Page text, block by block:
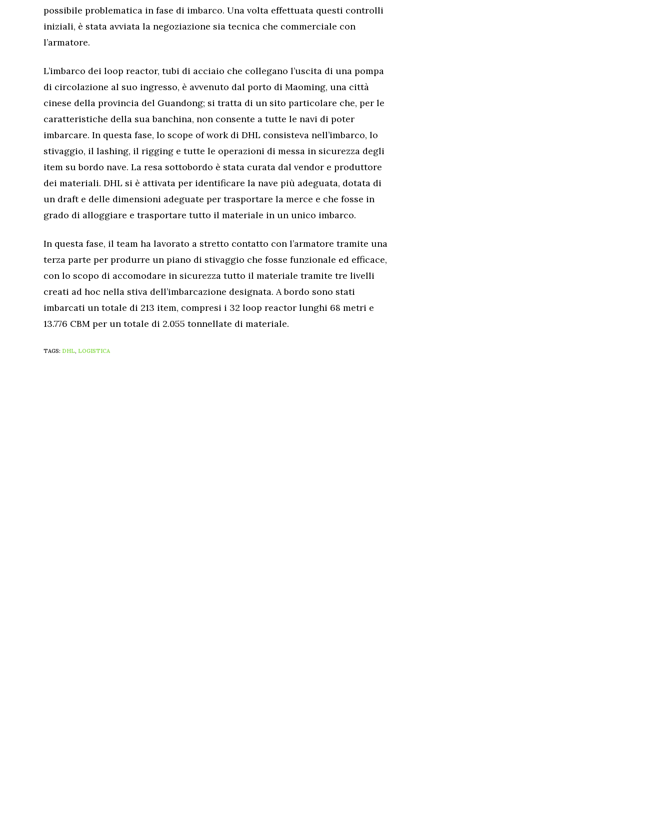
possibile problematica in fase di imbarco. Una volta effettuata questi controlli
iniziali, è stata avviata la negoziazione sia tecnica che commerciale con
l’armatore.
L’imbarco dei loop reactor, tubi di acciaio che collegano l’uscita di una pompa
di circolazione al suo ingresso, è avvenuto dal porto di Maoming, una città
cinese della provincia del Guandong; si tratta di un sito particolare che, per le
caratteristiche della sua banchina, non consente a tutte le navi di poter
imbarcare. In questa fase, lo scope of work di DHL consisteva nell’imbarco, lo
stivaggio, il lashing, il rigging e tutte le operazioni di messa in sicurezza degli
item su bordo nave. La resa sottobordo è stata curata dal vendor e produttore
dei materiali. DHL si è attivata per identificare la nave più adeguata, dotata di
un draft e delle dimensioni adeguate per trasportare la merce e che fosse in
grado di alloggiare e trasportare tutto il materiale in un unico imbarco.
In questa fase, il team ha lavorato a stretto contatto con l’armatore tramite una
terza parte per produrre un piano di stivaggio che fosse funzionale ed efficace,
con lo scopo di accomodare in sicurezza tutto il materiale tramite tre livelli
creati ad hoc nella stiva dell’imbarcazione designata. A bordo sono stati
imbarcati un totale di 213 item, compresi i 32 loop reactor lunghi 68 metri e
13.776 CBM per un totale di 2.055 tonnellate di materiale.
TAGS: DHL, LOGISTICA